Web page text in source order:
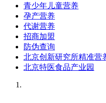
青少年儿童营养
孕产营养
代谢营养
招商加盟
防伪查询
北京创新研究所精准营
北京特医食品产业园